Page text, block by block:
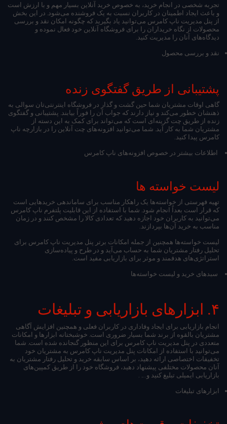
تجربه شخصی در انجام خرید، به خصوص خرید آنلاین بسیار مهم و با ارزش است
و باعث ایجاد اطمینان در کاربران نسبت به یک فروشنده می‌شود. در این بخش
از پنل مدیریت ناپ کامرس می‌توانید یاد بگیرید که چگونه امکان نقد و بررسی‌
محصولات از نگاه خریداران را برای فروشگاه آنلاین خود فعال نموده و
دیدگاه‌های آنان را مدیریت کنید.
نقد و بررسی محصول
پشتیبانی از طریق گفتگوی زنده
گاهی اوقات مشتریان شما حین گشت و گذار در فروشگاه اینترنتی‌تان سوالی به
ذهنشان خطور می‌کند و نیاز دارند که جواب آن را فوراً بیابند. پشتیبانی و گفتگوی
زنده از طریق چت گزینه‌ای است که می‌تواند برای کمک به این دسته از
مشتریان شما به کار آید. شما می‌توانید افزونه‌های چت آنلاین را در بازارچه ناپ
کامرس پیدا کنید.
اطلاعات بیشتر در خصوص افزونه‌های ناپ کامرس
لیست خواسته ها
تهیه فهرستی از خواسته‌ها یک راهکار مناسب برای ساماندهی خریدهایی است
که قرار است بعداً انجام شود. شما با استفاده از این قابلیت پلتفرم ناپ کامرس
می‌توانید به کاربران خود اجازه دهید که تعدادی کالا را مشخص کنند و در زمان
مناسب به خرید آن‌ها بپردازند.
لیست خواسته‌ها همچنین از جمله امکانات برتر پنل مدیریت ناپ کامرس برای
تحلیل رفتار مشتریان شما به حساب می‌آید و در طرح و پیاده‌سازی
استراتژی‌های هدفمند و موثر برای بازاریابی مفید است.
سبدهای خرید و لیست خواسته‌ها
۴. ابزارهای بازاریابی و تبلیغات
انجام بازاریابی برای ایجاد وفاداری در کاربران فعلی و همچنین افزایش آگاهی
مشتریان بالقوه از برند شما بسیار ضروری است. خوشبختانه ابزارها و امکانات
متعددی در پنل مدیریت ناپ کامرس برای این منظور گنجانده شده است. شما
می‌توانید با استفاده از امکانات پنل مدیریت ناپ کامرس به مشتریان خود
تخفیفات اختصاصی ارائه دهید، بر اساس سابقه خرید و تحلیل رفتار مشتریان به
آنان محصولات مختلفی پیشنهاد دهید، فروشگاه خود را از طریق کمپین‌های
بازاریابی ایمیلی تبلیغ کنید و... .
ابزارهای تبلیغات